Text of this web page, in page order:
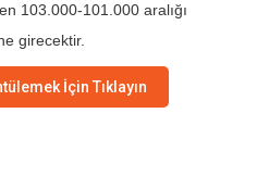
103.000-101.000 aralığı
girecektir.
İçin Tıklayın